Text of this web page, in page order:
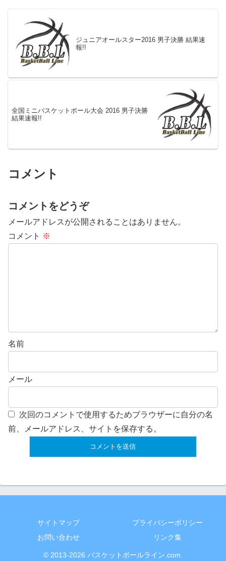
ジュニアオールスター2016 男子決勝 結果速
報!!
全国ミニバスケットボール大会 2016 男子決勝
結果速報!!
コメント
コメントをどうぞ
メールアドレスが公開されることはありません。
コメント ※
名前
メール
次回のコメントで使用するためブラウザーに自分の名
前、メールアドレス、サイトを保存する。
サイトマップ
プライバシーポリシー
お問い合わせ
リンク集
© 2013-2026 バスケットボールライン.com.